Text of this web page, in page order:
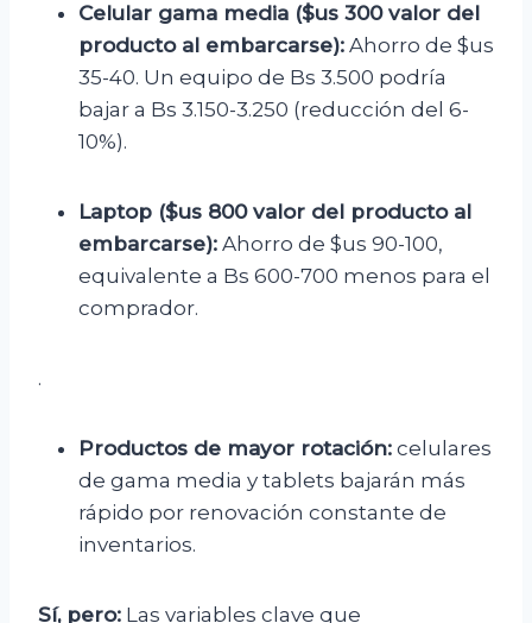
Celular gama media ($us 300 valor del
producto al embarcarse): Ahorro de $us
35-40. Un equipo de Bs 3.500 podría
bajar a Bs 3.150-3.250 (reducción del 6-
10%).
Laptop ($us 800 valor del producto al
embarcarse): Ahorro de $us 90-100,
equivalente a Bs 600-700 menos para el
comprador.
.
Productos de mayor rotación: celulares
de gama media y tablets bajarán más
rápido por renovación constante de
inventarios.
Sí, pero: Las variables clave que